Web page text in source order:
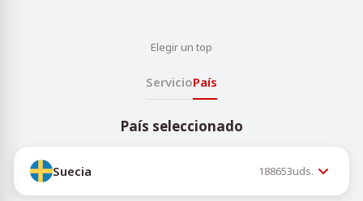
Elegir un top
ServicioPaís
País seleccionado
Suecia 188653uds.